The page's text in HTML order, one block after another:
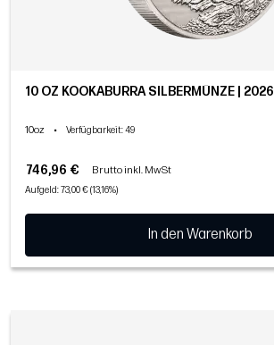
10 OZ KOOKABURRA SILBERMÜNZE | 2026
10oz • Verfügbarkeit: 49
746,96 € Brutto inkl. MwSt
Aufgeld: 73,00 € (13,16%)
In den Warenkorb